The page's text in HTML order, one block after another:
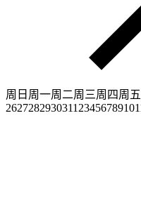
周日 周一周二周三周四周五
2627282930311 2345678910